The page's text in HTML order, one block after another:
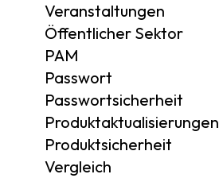
Veranstaltungen
Öffentlicher Sektor
PAM
Passwort
Passwortsicherheit
Produktaktualisierungen
Produktsicherheit
Vergleich